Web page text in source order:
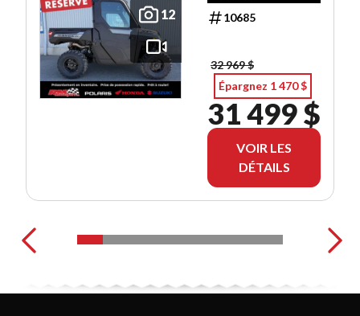
12
D'ACCESSOIRES
GRATUITS!
10685
32 969 $
Épargnez 1 470 $
31 499 $
VOIR LES
DÉTAILS